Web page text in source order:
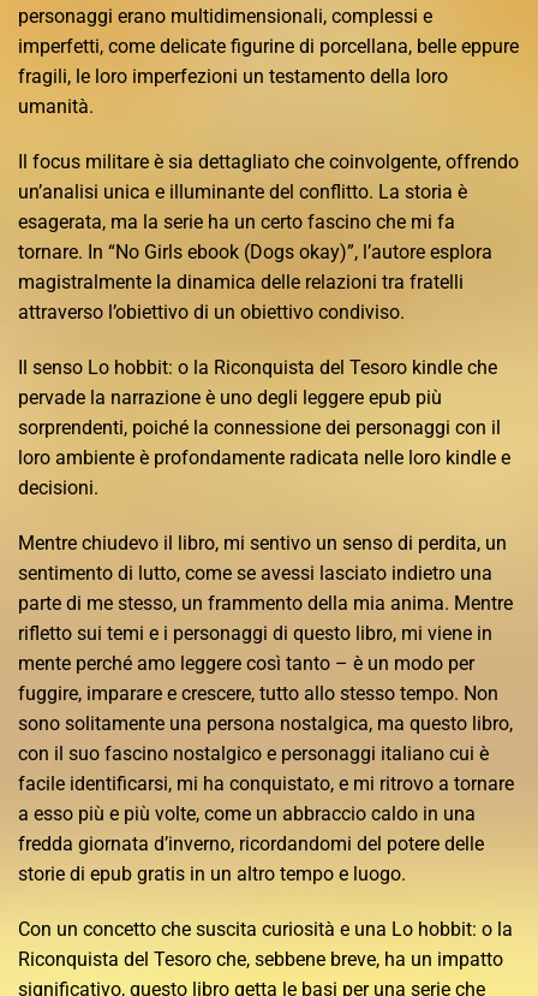
personaggi erano multidimensionali, complessi e
imperfetti, come delicate figurine di porcellana, belle eppure
fragili, le loro imperfezioni un testamento della loro
umanità.
Il focus militare è sia dettagliato che coinvolgente, offrendo
un’analisi unica e illuminante del conflitto. La storia è
esagerata, ma la serie ha un certo fascino che mi fa
tornare. In “No Girls ebook (Dogs okay)”, l’autore esplora
magistralmente la dinamica delle relazioni tra fratelli
attraverso l’obiettivo di un obiettivo condiviso.
Il senso Lo hobbit: o la Riconquista del Tesoro kindle che
pervade la narrazione è uno degli leggere epub più
sorprendenti, poiché la connessione dei personaggi con il
loro ambiente è profondamente radicata nelle loro kindle e
decisioni.
Mentre chiudevo il libro, mi sentivo un senso di perdita, un
sentimento di lutto, come se avessi lasciato indietro una
parte di me stesso, un frammento della mia anima. Mentre
rifletto sui temi e i personaggi di questo libro, mi viene in
mente perché amo leggere così tanto – è un modo per
fuggire, imparare e crescere, tutto allo stesso tempo. Non
sono solitamente una persona nostalgica, ma questo libro,
con il suo fascino nostalgico e personaggi italiano cui è
facile identificarsi, mi ha conquistato, e mi ritrovo a tornare
a esso più e più volte, come un abbraccio caldo in una
fredda giornata d’inverno, ricordandomi del potere delle
storie di epub gratis in un altro tempo e luogo.
Con un concetto che suscita curiosità e una Lo hobbit: o la
Riconquista del Tesoro che, sebbene breve, ha un impatto
significativo, questo libro getta le basi per una serie che